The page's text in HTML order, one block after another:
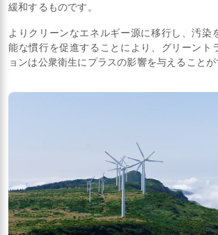
緩和するものです。
よりクリーンなエネルギー源に移行し、汚染
能な慣行を促進することにより、グリーント
ョンは公衆衛生にプラスの影響を与えることが